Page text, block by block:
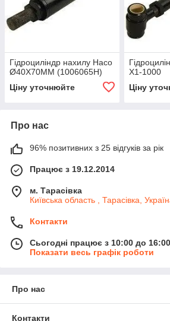
Гідроциліндр нахилу Haco
Ø40X70MM (1006065H)
Ціну уточнюйте
X1-1000
Ціну
Про нас
96% позитивних з 25 відгуків за рік
Працює з 19.12.2014
м. Тарасівка
Київська область , Тарасівка,
Контакти
Сьогодні працює з 10:00 до 16:00
Показати весь графік роботи
Про нас
Контакти